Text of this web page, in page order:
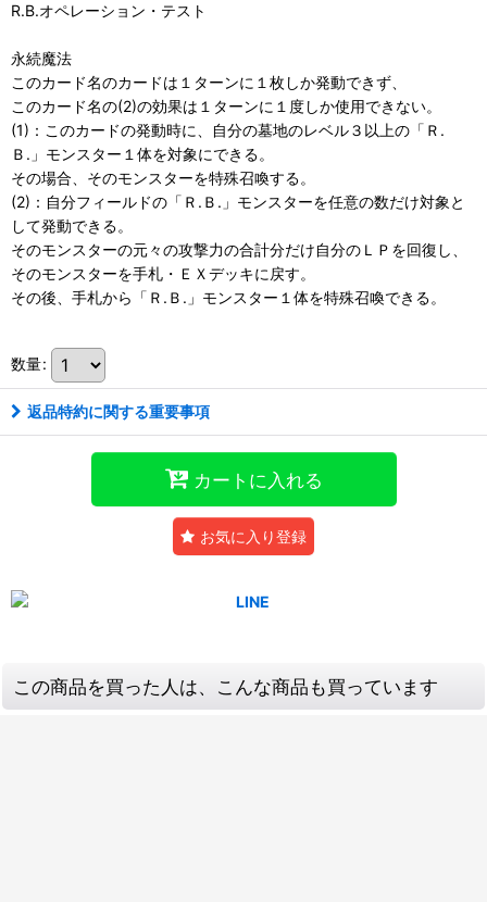
R.B.オペレーション・テスト
永続魔法
このカード名のカードは１ターンに１枚しか発動できず、
このカード名の(2)の効果は１ターンに１度しか使用できない。
(1)：このカードの発動時に、自分の墓地のレベル３以上の「Ｒ.
Ｂ.」モンスター１体を対象にできる。
その場合、そのモンスターを特殊召喚する。
(2)：自分フィールドの「Ｒ.Ｂ.」モンスターを任意の数だけ対象と
して発動できる。
そのモンスターの元々の攻撃力の合計分だけ自分のＬＰを回復し、
そのモンスターを手札・ＥＸデッキに戻す。
その後、手札から「Ｒ.Ｂ.」モンスター１体を特殊召喚できる。
数量:
返品特約に関する重要事項
カートに入れる
お気に入り登録
この商品を買った人は、こんな商品も買っています